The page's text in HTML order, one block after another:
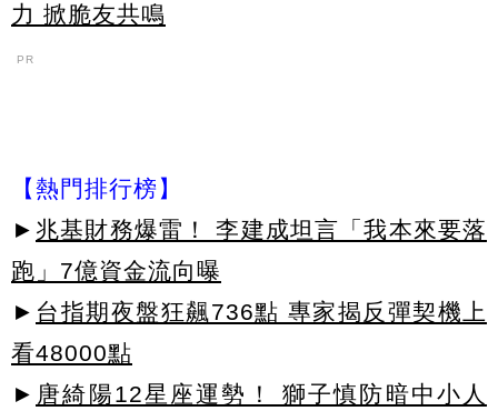
力 掀脆友共鳴
PR
【熱門排行榜】
► 兆基財務爆雷！ 李建成坦言「我本來要落
跑」7億資金流向曝
► 台指期夜盤狂飆736點 專家揭反彈契機上
看48000點
► 唐綺陽12星座運勢！ 獅子慎防暗中小人